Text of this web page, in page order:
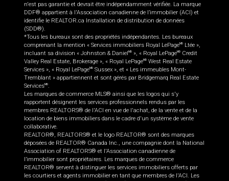
n'est pas garantie et devrait être indépendamment vérifiée. La marque
DDF® appartient à l'Association canadienne de l’immobilier (ACI) et
identifie le REALTOR.ca Installation de distribution de données
(SDD®).
*Tous les bureaux sont des propriétés indépendantes. Les bureaux
comprenant la mention « Services immobiliers Royal LePageMD
Ltée »,
incluant sa division « Johnston & DanielMD », « Royal LePageMD
Credit
Valley Real Estate, Brokerage », « Royal LePageMD West Real Estate
Services », « Royal LePageMD Sussex », et « Les immeubles Mont-
Tremblant » appartiennent et sont gérés par Bridgemarq Real Estate
ServicesMD.
Les marques de commerce MLS® ainsi que les logos qui s'y
rapportent désignent les services professionnels rendus par les
membres REALTORS® de l'ACI en vue de l'achat, de la vente et de la
location de biens immobiliers dans le cadre d'un système de vente
collaborative.
REALTOR®, REALTORS® et le logo REALTOR® sont des marques
déposées de REALTOR® Canada Inc., une compagnie dont la National
Association of REALTORS® et l'Association canadienne de
l’immobilier sont propriétaires. Les marques de commerce
REALTOR® servent à distinguer les services immobiliers offerts par
les courtiers et agents immobilier en tant que membres de l'ACI. Les